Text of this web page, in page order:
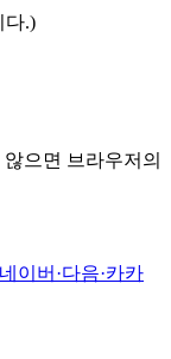
다.)
으면 브라우저의
네이버·다음·카카